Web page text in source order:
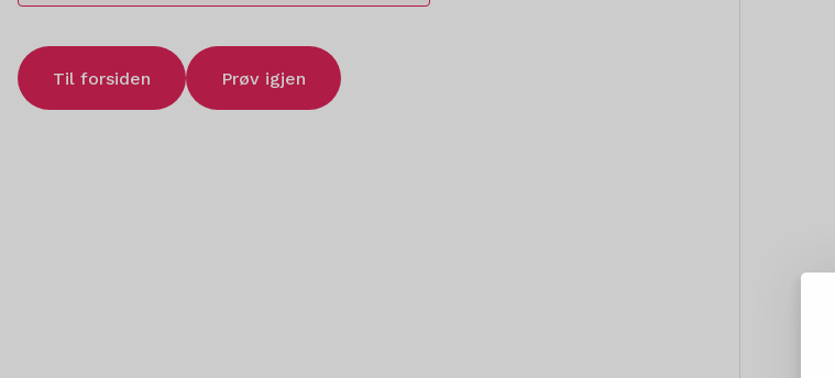
Til forsiden Prøv igjen